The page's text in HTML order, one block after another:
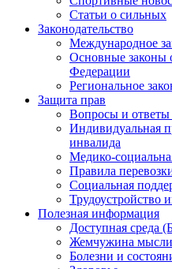
Статьи о сильных
Законодательство
Международное
Основные законы
Федерации
Региональное
Защита прав
Вопросы и
Индивидуальная
инвалида
Медико-
Правила
Социальная
Трудоустройство
Полезная информация
Доступная среда
Жемчужина мысли
Болезни и